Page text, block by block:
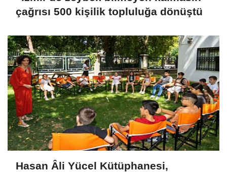
çağrısı 500 kişilik topluluğa dönüştü
Hasan Âli Yücel Kütüphanesi,